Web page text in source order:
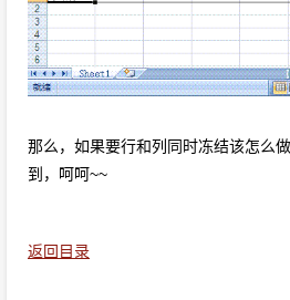
那么，如果要行和列同时冻结该怎么
到，呵呵~~
返回目录